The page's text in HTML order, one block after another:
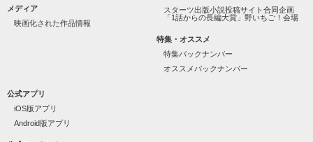
メディア
映画化された作品情報
スターツ出版小説投稿サイト合同企画
「1話からの長編大賞」野いちご！会場
特集・オススメ
特集バックナンバー
オススメバックナンバー
公式アプリ
iOS版アプリ
Android版アプリ